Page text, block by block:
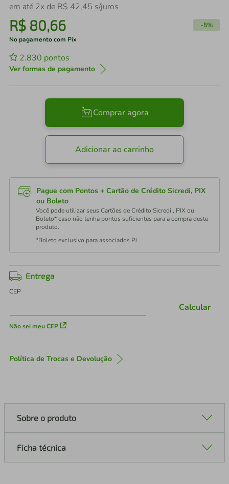
em até 2x de R$ 42,45 s/juros
R$ 80,66 -5%
No pagamento com Pix
2.830 pontos
Ver formas de pagamento
Comprar agora
Adicionar ao carrinho
Pague com Pontos + Cartão de Crédito Sicredi, PIX
ou Boleto
Você pode utilizar seus Cartões de Crédito Sicredi , PIX ou
Boleto* caso não tenha pontos suficientes para a compra deste
produto.
*Boleto exclusivo para associados PJ
Entrega
CEP
Não sei meu CEP
Calcular
Política de Trocas e Devolução
Sobre o produto
Ficha técnica